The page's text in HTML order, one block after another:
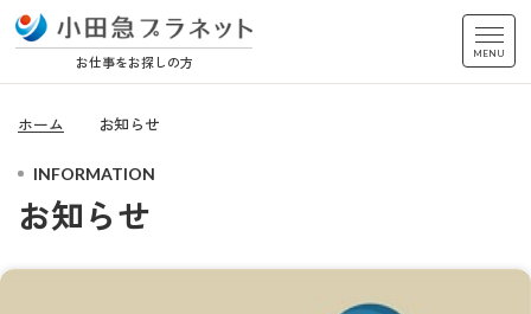
お仕事をお探しの方 MENU
ホーム お知らせ
INFORMATION
お知らせ